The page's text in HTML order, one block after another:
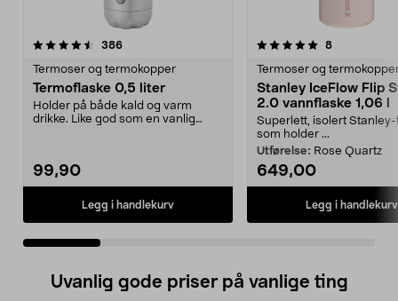
386anmeldelser
Termoser og termokopper
Termoflaske 0,5 liter
Holder på både kald og varm
drikke. Like god som en vanlig
99,90
Legg i handlekurv
5.0 av 5 stjerner 8anmeldelser
Termoser og
Stanley IceFlow Flip
2.0 vannflaske 1,06 l
Superlett, isolert Stanley-
som holder ...
Utførelse: Rose Quartz
649,00
Legg i handlekurv
4.5 av 5 stjerner
Uvanlig gode priser på vanlige ting